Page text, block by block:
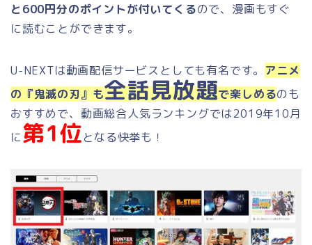
と600円分のポイントが付いてくるので、漫画もすぐ
に読むことができます。
U-NEXTは動画配信サービスとしても有名です。 アニメ
の『鬼滅の刃』も全話見放題で楽しめるのも
おすすめで、動画総合人気ランキングでは2019年10月
に第1位となる快挙も！